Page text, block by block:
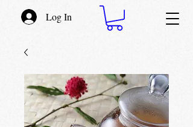
Log In